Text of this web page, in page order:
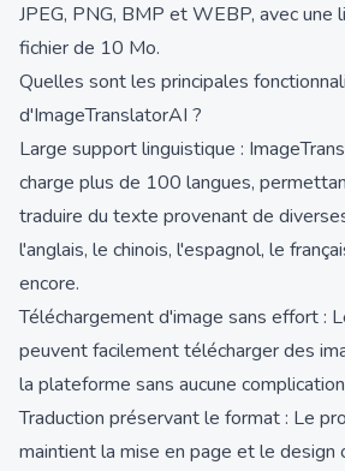
JPEG, PNG, BMP et WEBP, avec une
fichier de 10 Mo.
Quelles sont les principales
d'ImageTranslatorAI ?
Large support linguistique :
charge plus de 100 langues,
traduire du texte provenant de
l'anglais, le chinois, l'espagnol, le
encore.
Téléchargement d'image sans effort :
peuvent facilement télécharger des
la plateforme sans aucune
Traduction préservant le format : Le
maintient la mise en page et le design